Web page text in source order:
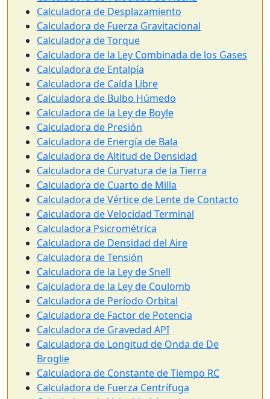
Calculadora de Desplazamiento
Calculadora de Fuerza Gravitacional
Calculadora de Torque
Calculadora de la Ley Combinada de los Gases
Calculadora de Entalpía
Calculadora de Caída Libre
Calculadora de Bulbo Húmedo
Calculadora de la Ley de Boyle
Calculadora de Presión
Calculadora de Energía de Bala
Calculadora de Altitud de Densidad
Calculadora de Curvatura de la Tierra
Calculadora de Cuarto de Milla
Calculadora de Vértice de Lente de Contacto
Calculadora de Velocidad Terminal
Calculadora Psicrométrica
Calculadora de Densidad del Aire
Calculadora de Tensión
Calculadora de la Ley de Snell
Calculadora de la Ley de Coulomb
Calculadora de Período Orbital
Calculadora de Factor de Potencia
Calculadora de Gravedad API
Calculadora de Longitud de Onda de De
Broglie
Calculadora de Constante de Tiempo RC
Calculadora de Fuerza Centrífuga